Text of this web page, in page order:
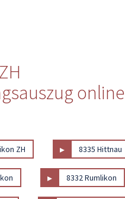
online
ZH ▸ 8335 Hittnau
▸ 8332 Rumlikon